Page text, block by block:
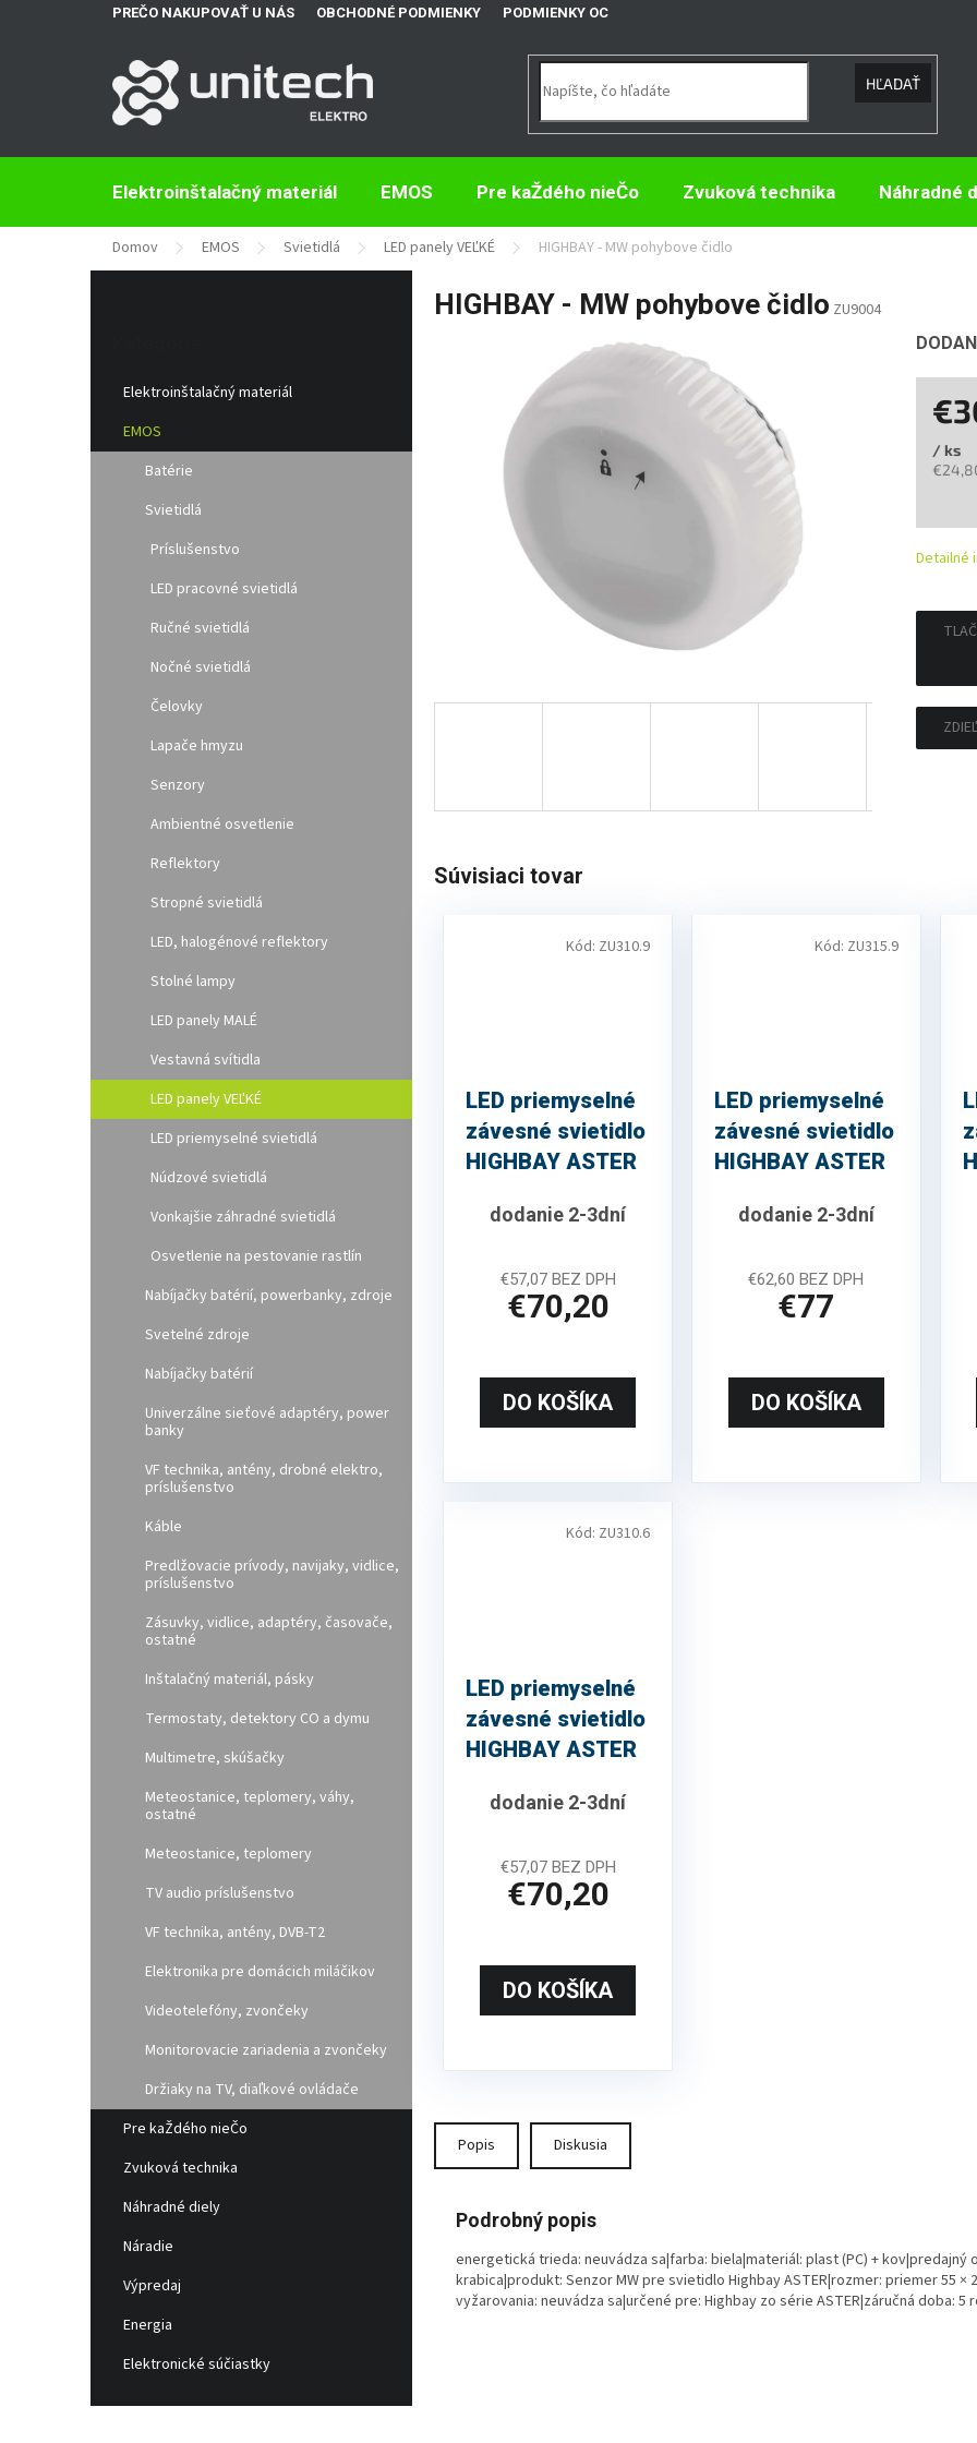
PREČO NAKUPOVAŤ U NÁS OBCHODNÉ PODMIENKY PODMIENKY OCHRANY OSOBNÝCH ÚDAJOV
HĽADAŤ
Elektroinštalačný materiál EMOS Pre kaŽdého nieČo Zvuková technika Náhradné
Domov EMOS Svietidlá LED panely VEĽKÉ HIGHBAY - MW pohybove čidlo
n
Elektroinštalačný materiál
EMOS
Batérie
Svietidlá
Príslušenstvo
LED pracovné svietidlá
Ručné svietidlá
Nočné svietidlá
Čelovky
Lapače hmyzu
Senzory
Ambientné osvetlenie
Reflektory
Stropné svietidlá
LED, halogénové reflektory
Stolné lampy
LED panely MALÉ
Vestavná svítidla
LED panely VEĽKÉ
LED priemyselné svietidlá
Núdzové svietidlá
Vonkajšie záhradné svietidlá
Osvetlenie na pestovanie rastlín
Nabíjačky batérií, powerbanky, zdroje
Svetelné zdroje
Nabíjačky batérií
Univerzálne sieťové adaptéry, power
banky
VF technika, antény, drobné elektro,
príslušenstvo
Káble
Predlžovacie prívody, navijaky, vidlice,
príslušenstvo
Zásuvky, vidlice, adaptéry, časovače,
ostatné
Inštalačný materiál, pásky
Termostaty, detektory CO a dymu
Multimetre, skúšačky
Meteostanice, teplomery, váhy,
ostatné
Meteostanice, teplomery
TV audio príslušenstvo
VF technika, antény, DVB-T2
Elektronika pre domácich miláčikov
Videotelefóny, zvončeky
Monitorovacie zariadenia a zvončeky
Držiaky na TV, diaľkové ovládače
Pre kaŽdého nieČo
Zvuková technika
Náhradné diely
Náradie
Výpredaj
Energia
Elektronické súčiastky
HIGHBAY - MW pohybove čidlo ZU9004
/ ks
Detailné
TLAČ
Súvisiaci tovar
LED priemyselné
závesné svietidlo
HIGHBAY ASTER
dodanie 2-3dní
€57,07 BEZ DPH
€70,20
DO KOŠÍKA
Kód: ZU310.9
LED priemyselné
závesné svietidlo
HIGHBAY ASTER
dodanie 2-3dní
€62,60 BEZ DPH
€77
DO KOŠÍKA
Kód: ZU315.9
LED priemyselné
závesné svietidlo
HIGHBAY ASTER
dodanie 2-3dní
€57,07 BEZ DPH
€70,20
DO KOŠÍKA
Kód: ZU310.6
Popis Diskusia
Podrobný popis
energetická trieda: neuvádza sa|farba: biela|materiál: plast (PC) + kov|predajný
krabica|produkt: Senzor MW pre svietidlo Highbay ASTER|rozmer: priemer 55 ×
vyžarovania: neuvádza sa|určené pre: Highbay zo série ASTER|záručná doba: 5